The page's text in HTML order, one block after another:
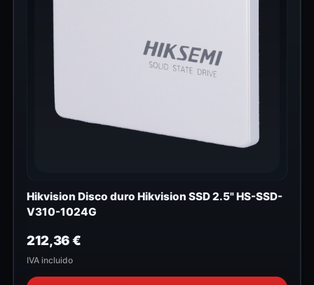
Hikvision Disco duro Hikvision SSD 2.5" HS-SSD-
V310-1024G
212,36€
IVA incluido